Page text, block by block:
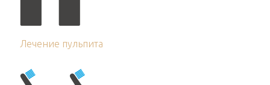
Лечение пульпита